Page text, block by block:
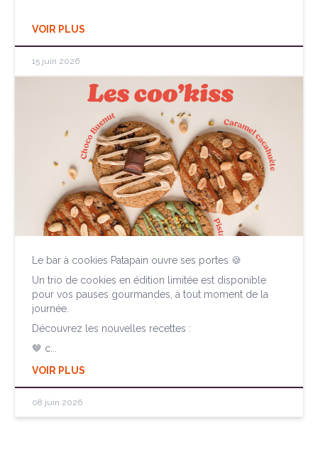
VOIR PLUS
15 juin 2026
Le bar à cookies Patapain ouvre ses portes 🍪
Un trio de cookies en édition limitée est disponible
pour vos pauses gourmandes, à tout moment de la
journée.
Découvrez les nouvelles recettes :
🤎 c...
VOIR PLUS
08 juin 2026